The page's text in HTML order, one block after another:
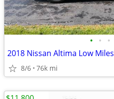
• • •
2018 Nissan Altima Low Miles
8/6 76k mi